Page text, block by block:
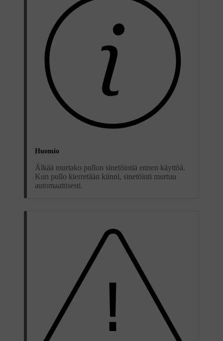
Huomio
Älkää murtako pullon sinetöintiä ennen käyttöä.
Kun pullo kierretään kiinni, sinetöinti murtuu
automaattisesti.